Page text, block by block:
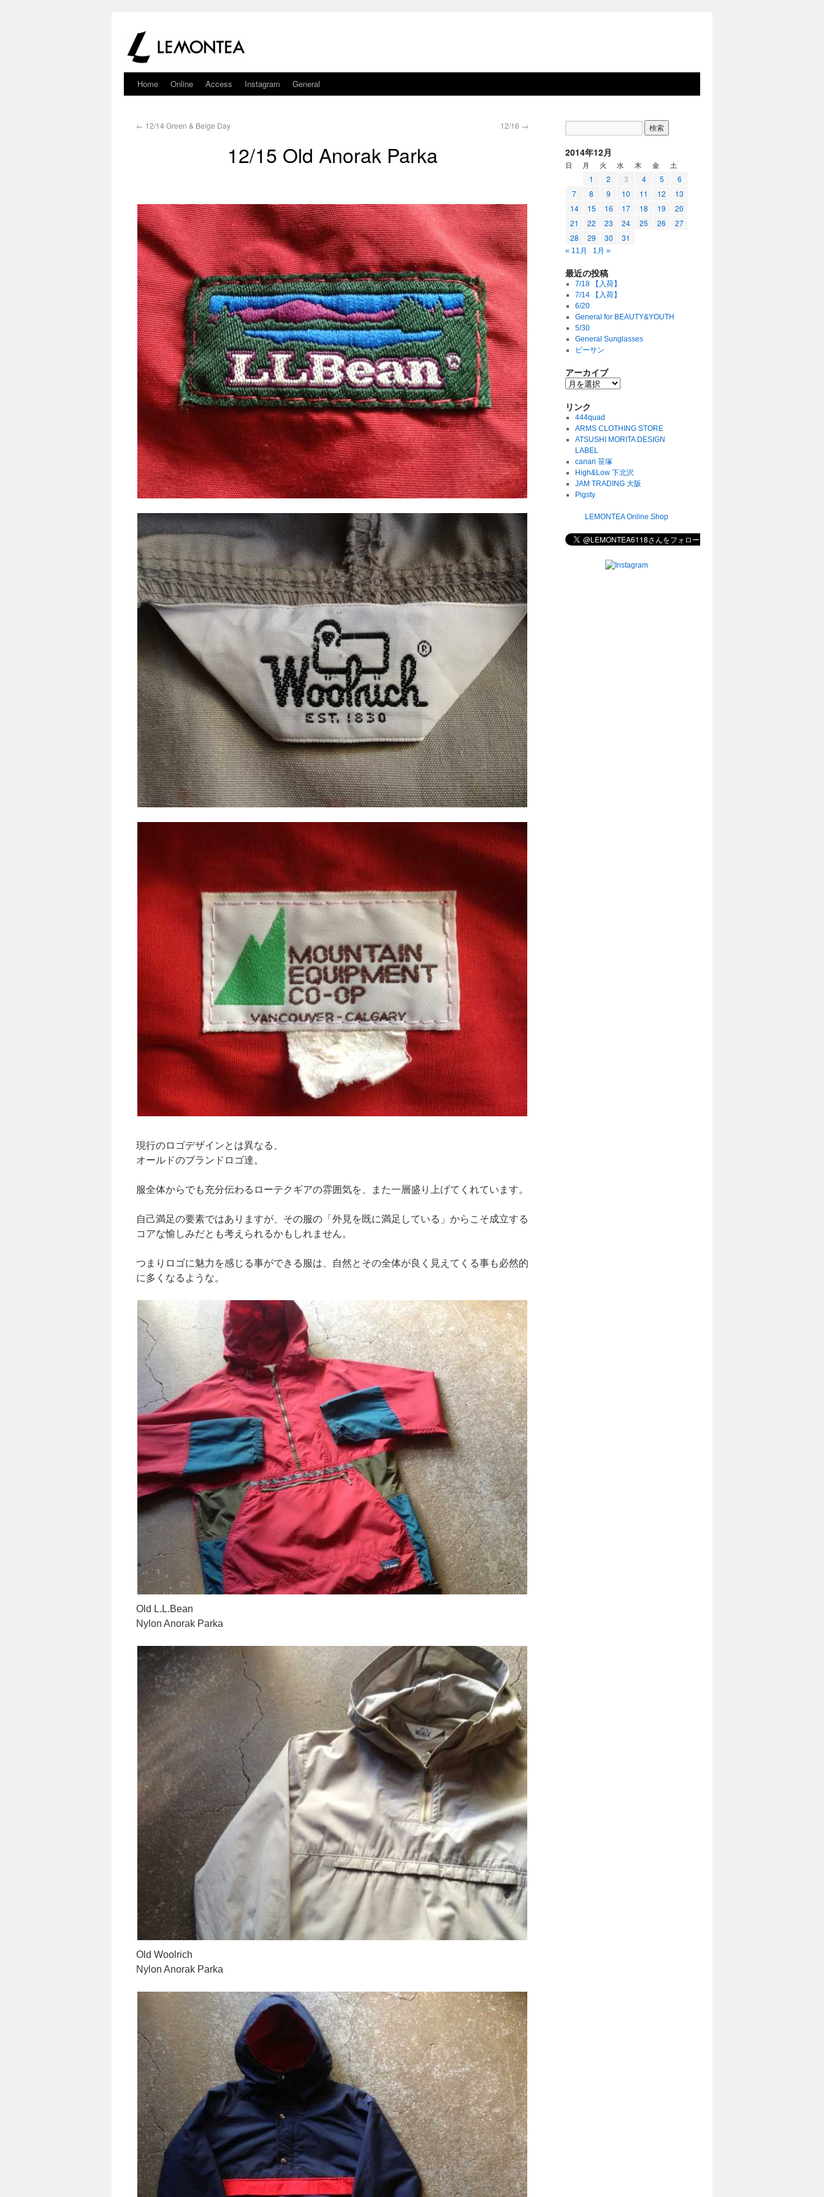
Home Online Access Instagram General
← 12/14 Green & Beige Day 12/16 →
12/15 Old Anorak Parka
現行のロゴデザインとは異なる、
オールドのブランドロゴ達。
服全体からでも充分伝わるローテクギアの雰囲気を、また一層盛り上げてくれています。
自己満足の要素ではありますが、その服の「外見を既に満足している」からこそ成立する
コアな愉しみだとも考えられるかもしれません。
つまりロゴに魅力を感じる事ができる服は、自然とその全体が良く見えてくる事も必然的
に多くなるような。
Old L.L.Bean
Nylon Anorak Parka
Old Woolrich
Nylon Anorak Parka
2014年12月
日 月 火 水 木 金 土
1 2 3 4 5
6
7
8 9 10 11 12
13
14
15 16 17 18 19
20
21
22 23 24 25 26
27
28
29 30 31
« 11月 1月 »
最近の投稿
7/18 【入荷】
7/14 【入荷】
6/20
General for BEAUTY&YOUTH
5/30
General Sunglasses
ビーサン
アーカイブ
リンク
444quad
ARMS CLOTHING STORE
ATSUSHI MORITA DESIGN
LABEL
canari 笹塚
High&Low 下北沢
JAM TRADING 大阪
Pigsty
LEMONTEA Online Shop